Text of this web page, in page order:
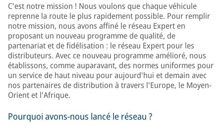
C'est notre mission ! Nous voulons que chaque véhicule
reprenne la route le plus rapidement possible. Pour remplir
notre mission, nous avons affiné le réseau Expert en
proposant un nouveau programme de qualité, de
partenariat et de fidélisation : le réseau Expert pour les
distributeurs. Avec ce nouveau programme amélioré, nous
établissons, comme auparavant, des normes uniformes pour
un service de haut niveau pour aujourd'hui et demain avec
nos partenaires de distribution à travers l'Europe, le Moyen-
Orient et l'Afrique.
Pourquoi avons-nous lancé le réseau ?